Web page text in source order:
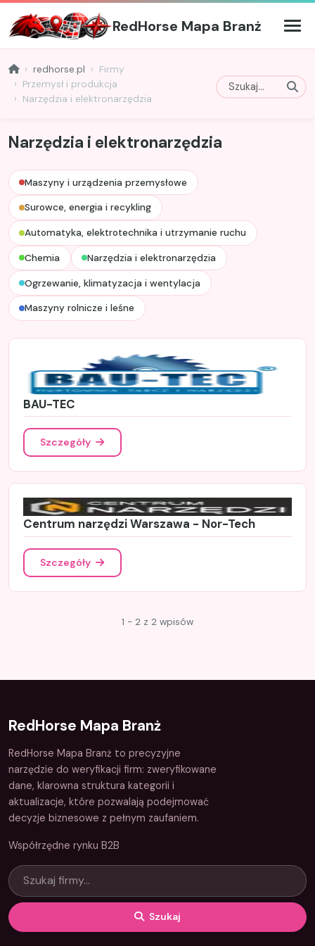
RedHorse Mapa Branż
redhorse.pl
Firmy
Przemysł i produkcja
Narzędzia i elektronarzędzia
Narzędzia i elektronarzędzia
Maszyny i urządzenia przemysłowe
Surowce, energia i recykling
Automatyka, elektrotechnika i utrzymanie ruchu
Chemia Narzędzia i elektronarzędzia
Ogrzewanie, klimatyzacja i wentylacja
Maszyny rolnicze i leśne
BAU-TEC
Szczegóły
Centrum narzędzi Warszawa - Nor-Tech
Szczegóły
1 - 2 z 2 wpisów
RedHorse Mapa Branż
RedHorse Mapa Branż to precyzyjne
narzędzie do weryfikacji firm: zweryfikowane
dane, klarowna struktura kategorii i
aktualizacje, które pozwalają podejmować
decyzje biznesowe z pełnym zaufaniem.
Współrzędne rynku B2B
Szukaj